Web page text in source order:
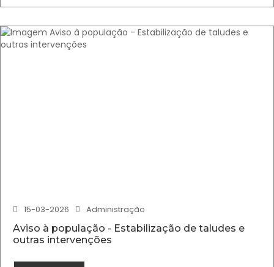
15-03-2026
Administração
Aviso à população - Estabilização de taludes e
outras intervenções